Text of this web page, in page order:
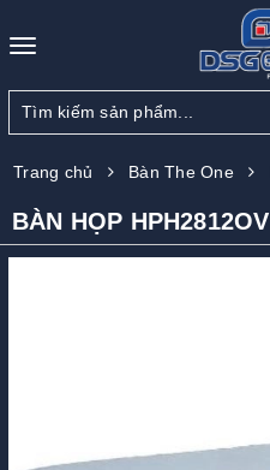
Toggle
Trang chủ Bàn The One
BÀN HỌP HPH2812OV